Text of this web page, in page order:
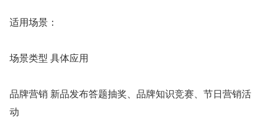
适用场景：
场景类型 具体应用
品牌营销 新品发布答题抽奖、品牌知识竞赛、节日营销活
动